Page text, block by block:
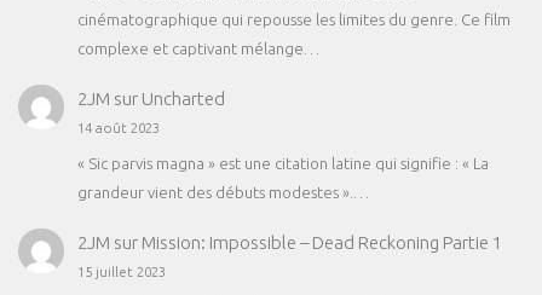
cinématographique qui repousse les limites du genre. Ce film
complexe et captivant mélange…
2JM sur Uncharted
14 août 2023
« Sic parvis magna » est une citation latine qui signifie : « La
grandeur vient des débuts modestes ».…
2JM sur Mission: Impossible – Dead Reckoning Partie 1
15 juillet 2023